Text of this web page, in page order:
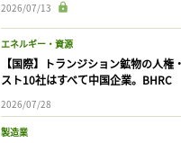
2026/07/13
エネルギー・資源
【国際】トランジション鉱物の人権
スト10社はすべて中国企業。BHRC
2026/07/28
製造業